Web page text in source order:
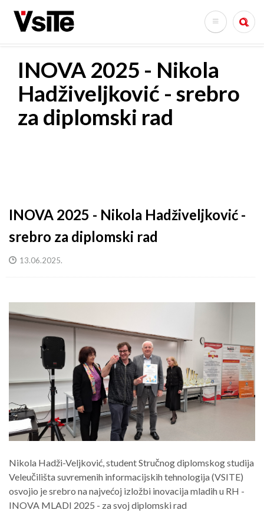
glavni
Search
INOVA 2025 - Nikola
Hadživeljković - srebro
za diplomski rad
INOVA 2025 - Nikola Hadživeljković -
srebro za diplomski rad
13.06.2025.
Nikola Hadži-Veljković, student Stručnog diplomskog studija
Veleučilišta suvremenih informacijskih tehnologija (VSITE)
osvojio je srebro na najvećoj izložbi inovacija mladih u RH -
INOVA MLADI 2025 - za svoj diplomski rad